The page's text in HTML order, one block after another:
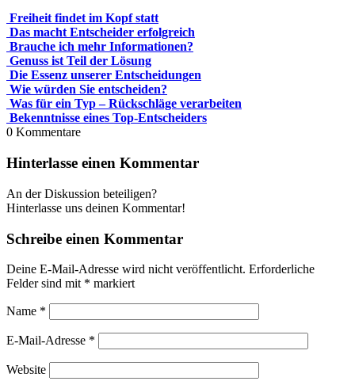
Freiheit findet im Kopf statt
Das macht Entscheider erfolgreich
Brauche ich mehr Informationen?
Genuss ist Teil der Lösung
Die Essenz unserer Entscheidungen
Wie würden Sie entscheiden?
Was für ein Typ – Rückschläge verarbeiten
Bekenntnisse eines Top-Entscheiders
0 Kommentare
Hinterlasse einen Kommentar
An der Diskussion beteiligen?
Hinterlasse uns deinen Kommentar!
Schreibe einen Kommentar
Deine E-Mail-Adresse wird nicht veröffentlicht. Erforderliche
Felder sind mit * markiert
Name *
E-Mail-Adresse *
Website